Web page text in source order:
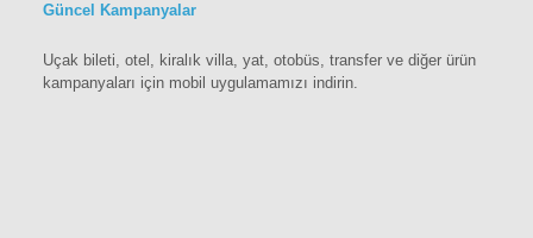
Güncel Kampanyalar
Uçak bileti, otel, kiralık villa, yat, otobüs, transfer ve diğer ürün
kampanyaları için mobil uygulamamızı indirin.